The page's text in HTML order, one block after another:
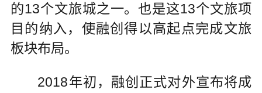
的13个文旅城之一。也是这13个文旅项
目的纳入，使融创得以高起点完成文旅
板块布局。
2018年初，融创正式对外宣布将成